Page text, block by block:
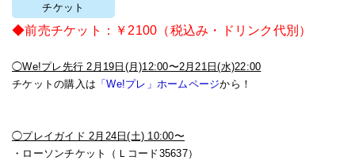
チケット
◆前売チケット：￥2100（税込み・ドリンク代別）
◯We!プレ先行 2月19日(月)12:00〜2月21日(水)22:00
チケットの購入は 「We!プレ」ホームページから！
◯プレイガイド 2月24日(土) 10:00〜
・ローソンチケット（Ｌコード35637）